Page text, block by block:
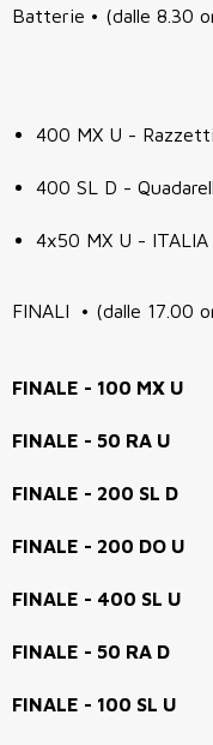
Batterie • (dalle 8.30
400 MX U - Razzetti
400 SL D -
4x50 MX U - ITALIA
FINALI • (dalle 17.00
FINALE - 100 MX U
FINALE - 50 RA U
FINALE - 200 SL D
FINALE - 200 DO U
FINALE - 400 SL U
FINALE - 50 RA D
FINALE - 100 SL U